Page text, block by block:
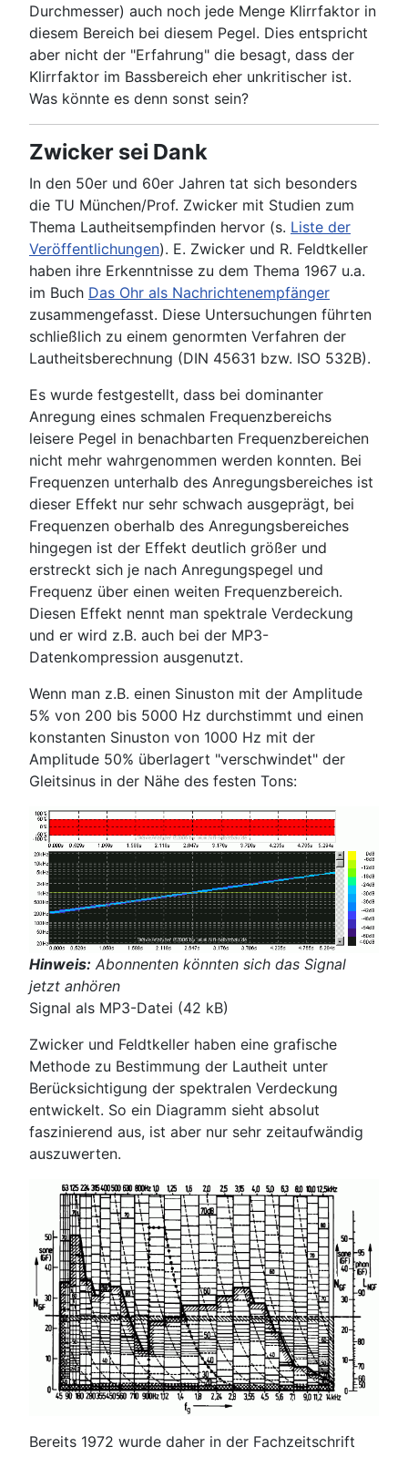
Durchmesser) auch noch jede Menge Klirrfaktor in
diesem Bereich bei diesem Pegel. Dies entspricht
aber nicht der "Erfahrung" die besagt, dass der
Klirrfaktor im Bassbereich eher unkritischer ist.
Was könnte es denn sonst sein?
Zwicker sei Dank
In den 50er und 60er Jahren tat sich besonders
die TU München/Prof. Zwicker mit Studien zum
Thema Lautheitsempfinden hervor (s. Liste der
Veröffentlichungen). E. Zwicker und R. Feldtkeller
haben ihre Erkenntnisse zu dem Thema 1967 u.a.
im Buch Das Ohr als Nachrichtenempfänger
zusammengefasst. Diese Untersuchungen führten
schließlich zu einem genormten Verfahren der
Lautheitsberechnung (DIN 45631 bzw. ISO 532B).
Es wurde festgestellt, dass bei dominanter
Anregung eines schmalen Frequenzbereichs
leisere Pegel in benachbarten Frequenzbereichen
nicht mehr wahrgenommen werden konnten. Bei
Frequenzen unterhalb des Anregungsbereiches ist
dieser Effekt nur sehr schwach ausgeprägt, bei
Frequenzen oberhalb des Anregungsbereiches
hingegen ist der Effekt deutlich größer und
erstreckt sich je nach Anregungspegel und
Frequenz über einen weiten Frequenzbereich.
Diesen Effekt nennt man spektrale Verdeckung
und er wird z.B. auch bei der MP3-
Datenkompression ausgenutzt.
Wenn man z.B. einen Sinuston mit der Amplitude
5% von 200 bis 5000 Hz durchstimmt und einen
konstanten Sinuston von 1000 Hz mit der
Amplitude 50% überlagert "verschwindet" der
Gleitsinus in der Nähe des festen Tons:
Hinweis: Abonnenten könnten sich das Signal
jetzt anhören
Signal als MP3-Datei (42 kB)
Zwicker und Feldtkeller haben eine grafische
Methode zu Bestimmung der Lautheit unter
Berücksichtigung der spektralen Verdeckung
entwickelt. So ein Diagramm sieht absolut
faszinierend aus, ist aber nur sehr zeitaufwändig
auszuwerten.
Bereits 1972 wurde daher in der Fachzeitschrift